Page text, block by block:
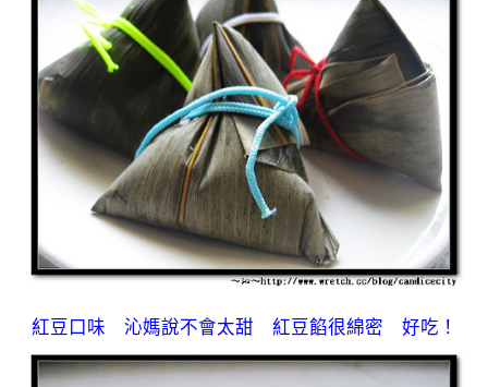
紅豆口味 沁媽說不會太甜 紅豆餡很綿密 好吃！